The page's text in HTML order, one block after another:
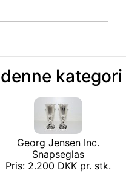
kategori
Georg Jensen Inc.
Snapseglas
Pris: 2.200 DKK pr. stk.